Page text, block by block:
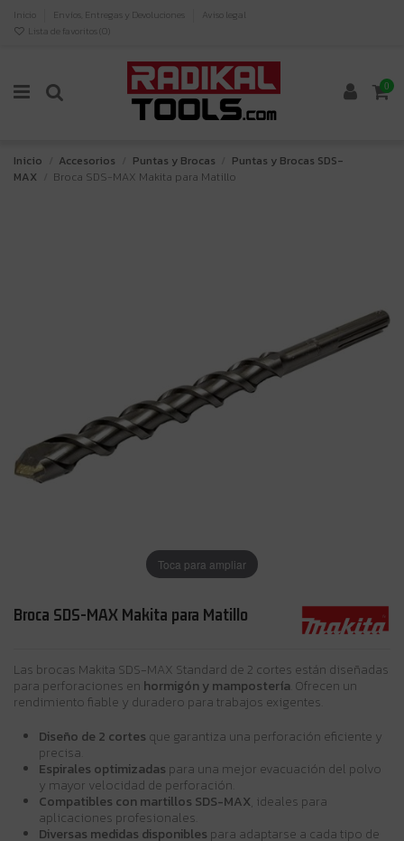
Inicio Envíos, Entregas y Devoluciones
Aviso legal
Lista de favoritos ( 0)
0
Inicio Accesorios Puntas y Brocas
Puntas y Brocas SDS-
MAX
Broca SDS-MAX Makita para Matillo
Toca para ampliar
Broca SDS-MAX Makita para Matillo
Las brocas Makita SDS-MAX Standard de 2 cortes están diseñadas
para perforaciones en hormigón y mampostería . Ofrecen un
rendimiento fiable y duradero para trabajos exigentes.
Diseño de 2 cortes que garantiza una perforación eficiente y
precisa.
Espirales optimizadas para una mejor evacuación del polvo
y mayor velocidad de perforación.
Compatibles con martillos SDS-MAX, ideales para
aplicaciones profesionales.
Diversas medidas disponibles para adaptarse a cada tipo de